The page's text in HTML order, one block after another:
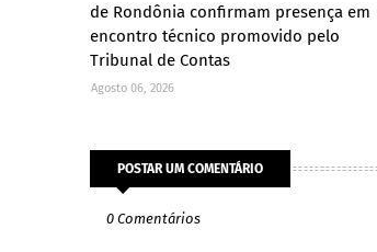
de Rondônia confirmam presença em
encontro técnico promovido pelo
Tribunal de Contas
Agosto 06, 2026
POSTAR UM COMENTÁRIO
0 Comentários